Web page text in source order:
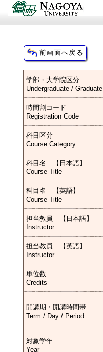
学部・大学院区分
Undergraduate / Graduate
時間割コード
Registration Code
科目区分
Course Category
科目名 【日本語】
Course Title
科目名 【英語】
Course Title
担当教員 【日本語】
Instructor
担当教員 【英語】
Instructor
単位数
Credits
開講期・開講時間帯
Term / Day / Period
対象学年
Year